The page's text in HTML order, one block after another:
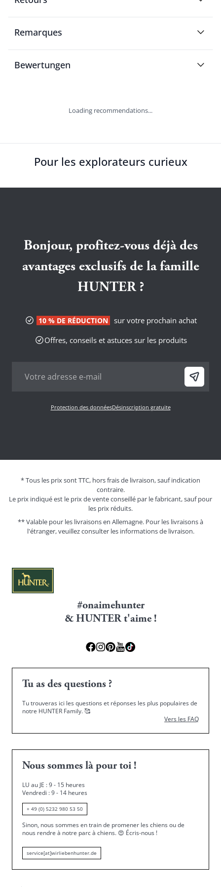
Remarques
Bewertungen
Loading recommendations...
Pour les explorateurs curieux
Bonjour, profitez-vous déjà des
avantages exclusifs de la famille
HUNTER ?
10 % DE RÉDUCTION
sur votre prochain achat
Offres, conseils et astuces sur les produits
Protection des donnéesDésinscription gratuite
* Tous les prix sont TTC, hors frais de livraison, sauf indication
contraire.
Le prix indiqué est le prix de vente conseillé par le fabricant, sauf pour
les prix réduits.
** Valable pour les livraisons en Allemagne. Pour les livraisons à
l'étranger, veuillez consulter les informations de livraison.
#onaimehunter
& HUNTER t'aime !
Tu as des questions ?
Tu trouveras ici les questions et réponses les plus populaires de
notre HUNTER Family.🥰
Vers les FAQ
Nous sommes là pour toi !
LU au JE : 9 - 15 heures
Vendredi : 9 - 14 heures
+ 49 (0) 5232 980 53 50
Sinon, nous sommes en train de promener les chiens ou de
nous rendre à notre parc à chiens. 😍 Écris-nous !
service[at]wirliebenhunter.de